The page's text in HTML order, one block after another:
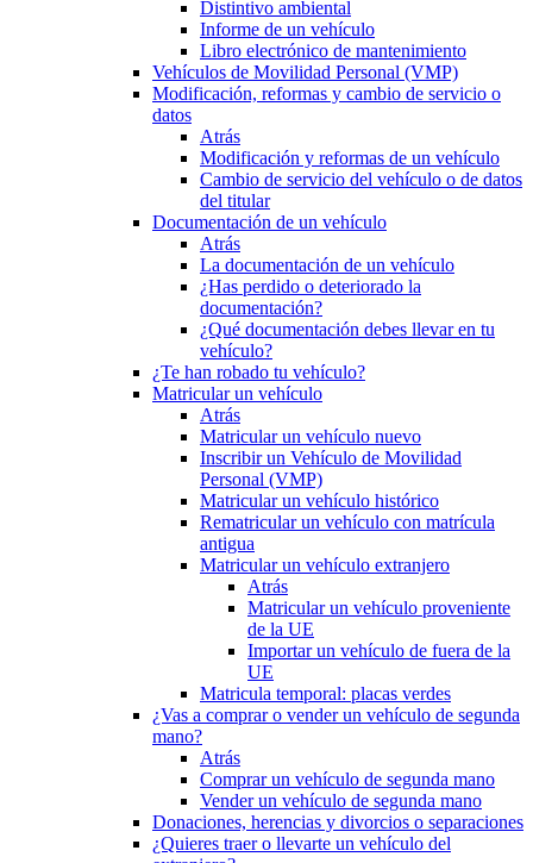
Distintivo ambiental
Informe de un vehículo
Libro electrónico de mantenimiento
Vehículos de Movilidad Personal (VMP)
Modificación, reformas y cambio de servicio o
datos
Atrás
Modificación y reformas de un vehículo
Cambio de servicio del vehículo o de datos
del titular
Documentación de un vehículo
Atrás
La documentación de un vehículo
¿Has perdido o deteriorado la
documentación?
¿Qué documentación debes llevar en tu
vehículo?
¿Te han robado tu vehículo?
Matricular un vehículo
Atrás
Matricular un vehículo nuevo
Inscribir un Vehículo de Movilidad
Personal (VMP)
Matricular un vehículo histórico
Rematricular un vehículo con matrícula
antigua
Matricular un vehículo extranjero
Atrás
Matricular un vehículo proveniente
de la UE
Importar un vehículo de fuera de la
UE
Matricula temporal: placas verdes
¿Vas a comprar o vender un vehículo de segunda
mano?
Atrás
Comprar un vehículo de segunda mano
Vender un vehículo de segunda mano
Donaciones, herencias y divorcios o separaciones
¿Quieres traer o llevarte un vehículo del